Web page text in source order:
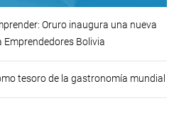
Oruro inaugura una nueva
Emprendedores Bolivia
tesoro de la gastronomía mundial